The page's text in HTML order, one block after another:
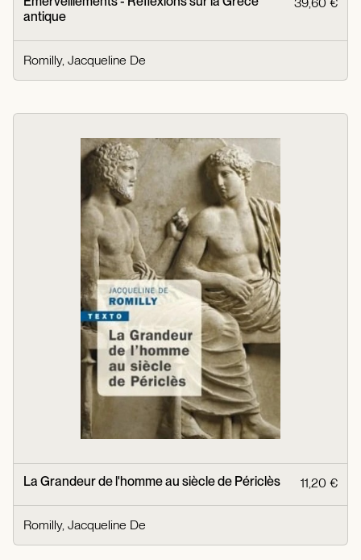
antique
Romilly, Jacqueline De
La Grandeur de l'homme au siècle de Périclès 11,20 €
Romilly, Jacqueline De